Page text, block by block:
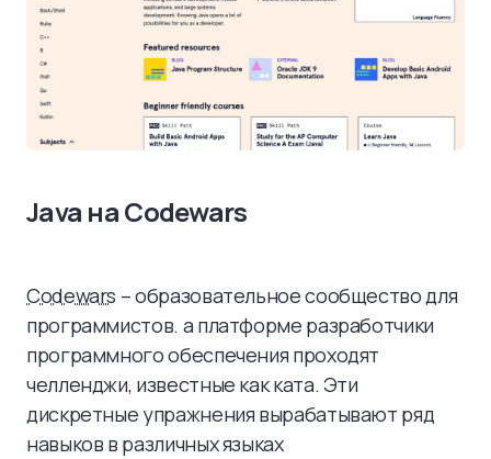
Java на Codewars
Codewars –образовательное сообщество для
программистов. а платформе разработчики
программного обеспечения проходят
челленджи, известные как ката. Эти
дискретные упражнения вырабатывают ряд
навыков в различных языках